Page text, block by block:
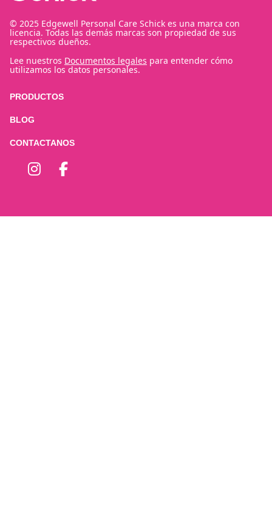
© 2025 Edgewell Personal Care Schick es una marca con
licencia. Todas las demás marcas son propiedad de sus
respectivos dueños.
Lee nuestros Documentos legales para entender cómo
utilizamos los datos personales.
PRODUCTOS
BLOG
CONTACTANOS